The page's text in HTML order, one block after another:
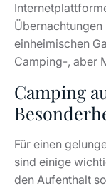
Übernachtungen
einheimischen
Camping-, aber
Camping
Für einen
sind einige
den Aufenthalt